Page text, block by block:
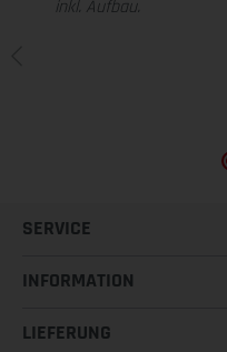
inkl. Aufbau.
SERVICE
INFORMATION
LIEFERUNG